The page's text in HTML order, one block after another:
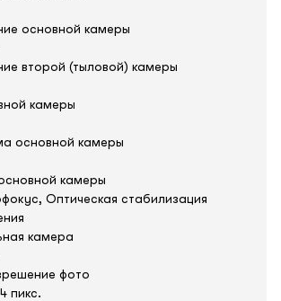
основной камеры
второй (тыловой) камеры
камеры
основной камеры
камеры
Оптическая стабилизация
камера
фото
пикс.